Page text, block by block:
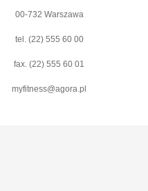
00-732 Warszawa
tel. (22) 555 60 00
fax. (22) 555 60 01
myfitness@agora.pl